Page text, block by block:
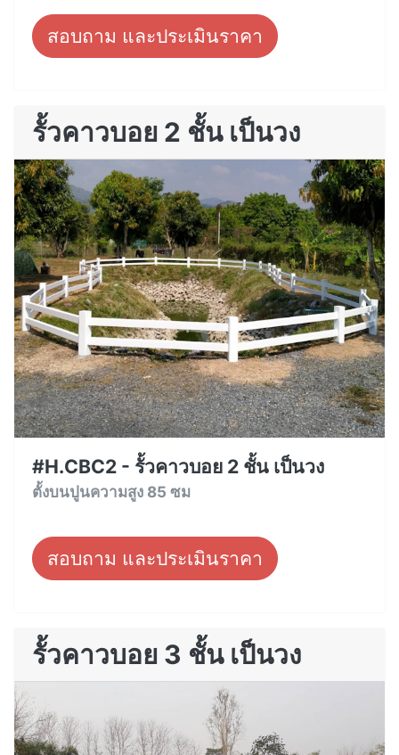
สอบถาม และประเมินราคา
รั้วคาวบอย 2 ชั้น เป็นวง
#H.CBC2 - รั้วคาวบอย 2 ชั้น เป็นวง
ตั้งบนปูนความสูง 85 ซม
สอบถาม และประเมินราคา
รั้วคาวบอย 3 ชั้น เป็นวง